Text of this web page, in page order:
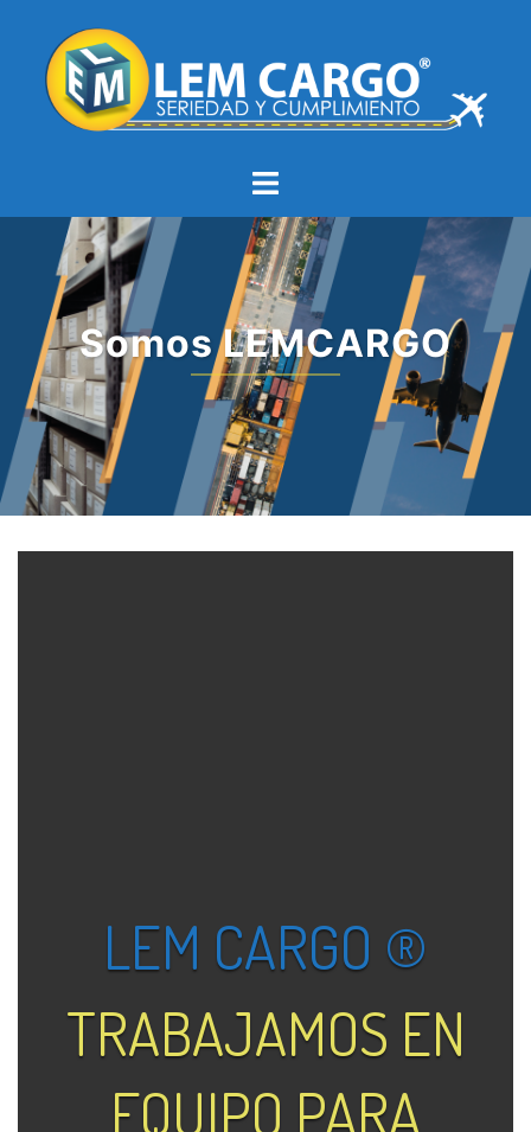
Somos LEMCARGO
LEM CARGO ®
TRABAJAMOS EN
EQUIPO PARA